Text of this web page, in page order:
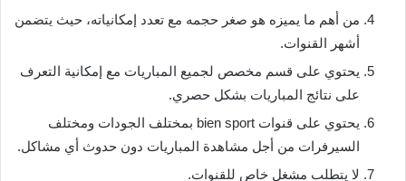
من أهم ما يميزه هو صغر حجمه مع تعدد إمكانياته، حيث يتضمن
أشهر القنوات.
يحتوي على قسم مخصص لجميع المباريات مع إمكانية التعرف
على نتائج المباريات بشكل حصري.
يحتوي على قنوات bien sport بمختلف الجودات ومختلف
السيرفرات من أجل مشاهدة المباريات دون حدوث أي مشاكل.
لا يتطلب مشغل خاص للقنوات.